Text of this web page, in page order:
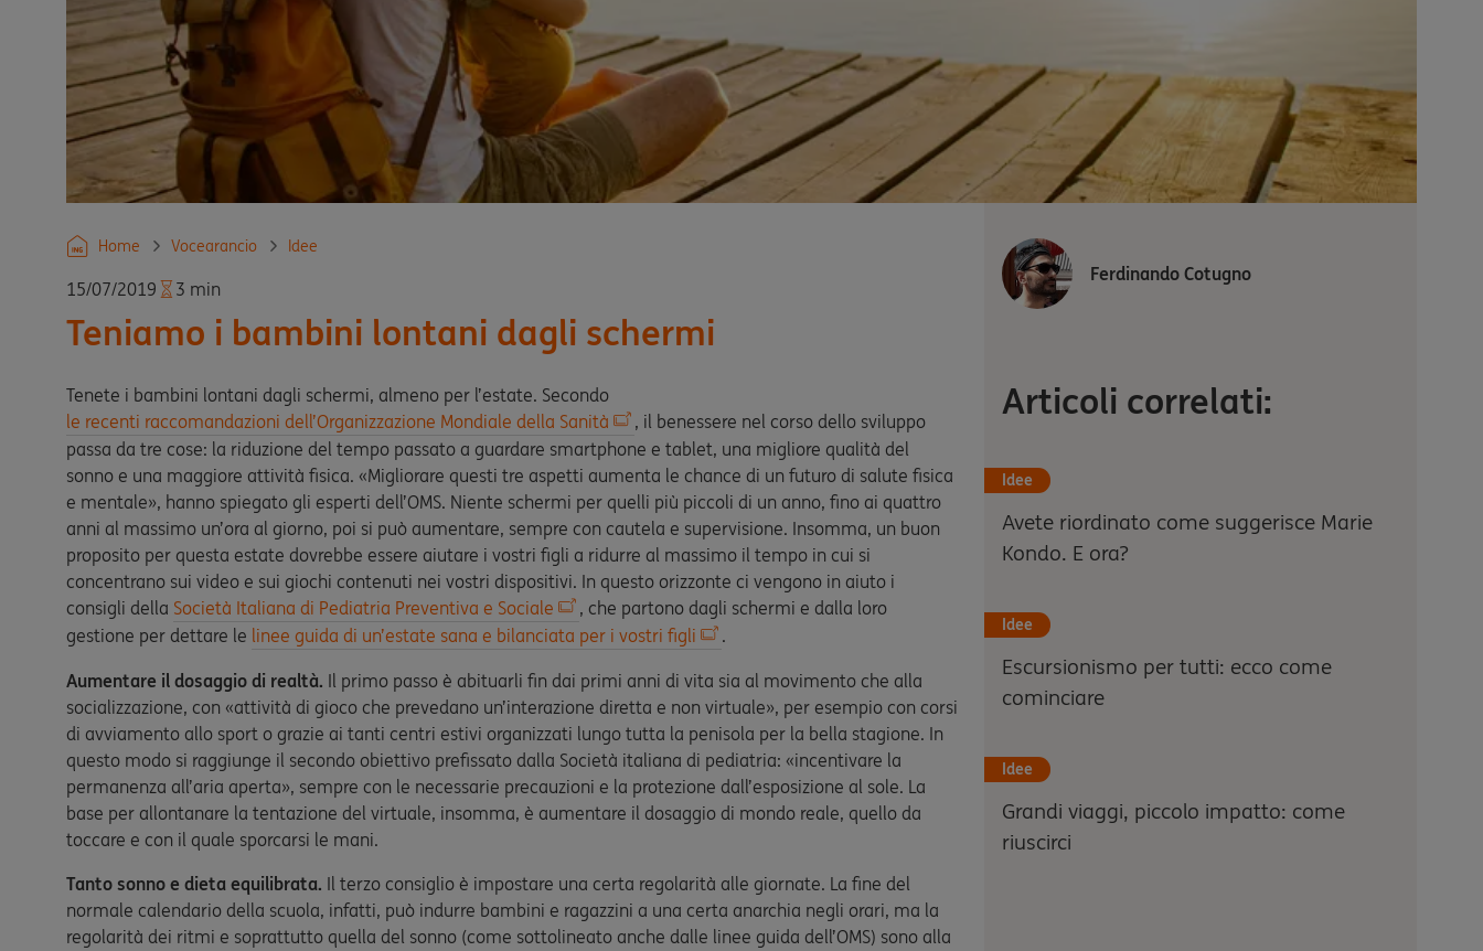
Home Vocearancio Idee
15/07/2019 3 min
Teniamo i bambini lontani dagli schermi
Tenete i bambini lontani dagli schermi, almeno per l’estate. Secondo
le recenti raccomandazioni dell’Organizzazione Mondiale della Sanità
, il benessere nel corso dello sviluppo
passa da tre cose: la riduzione del tempo passato a guardare smartphone e tablet, una migliore qualità del
sonno e una maggiore attività fisica. «Migliorare questi tre aspetti aumenta le chance di un futuro di salute fisica
e mentale», hanno spiegato gli esperti dell’OMS. Niente schermi per quelli più piccoli di un anno, fino ai quattro
anni al massimo un’ora al giorno, poi si può aumentare, sempre con cautela e supervisione. Insomma, un buon
proposito per questa estate dovrebbe essere aiutare i vostri figli a ridurre al massimo il tempo in cui si
concentrano sui video e sui giochi contenuti nei vostri dispositivi. In questo orizzonte ci vengono in aiuto i
consigli della Società Italiana di Pediatria Preventiva e Sociale
, che partono dagli schermi e dalla loro
gestione per dettare le linee guida di un’estate sana e bilanciata per i vostri figli .
Aumentare il dosaggio di realtà. Il primo passo è abituarli fin dai primi anni di vita sia al movimento che alla
socializzazione, con «attività di gioco che prevedano un’interazione diretta e non virtuale», per esempio con corsi
di avviamento allo sport o grazie ai tanti centri estivi organizzati lungo tutta la penisola per la bella stagione. In
questo modo si raggiunge il secondo obiettivo prefissato dalla Società italiana di pediatria: «incentivare la
permanenza all’aria aperta», sempre con le necessarie precauzioni e la protezione dall’esposizione al sole. La
base per allontanare la tentazione del virtuale, insomma, è aumentare il dosaggio di mondo reale, quello da
toccare e con il quale sporcarsi le mani.
Tanto sonno e dieta equilibrata. Il terzo consiglio è impostare una certa regolarità alle giornate. La fine del
normale calendario della scuola, infatti, può indurre bambini e ragazzini a una certa anarchia negli orari, ma la
regolarità dei ritmi e soprattutto quella del sonno (come sottolineato anche dalle linee guida dell’OMS) sono alla
Ferdinando Cotugno
Articoli correlati:
Idee
Avete riordinato come suggerisce Marie
Kondo. E ora?
Idee
Escursionismo per tutti: ecco come
cominciare
Idee
Grandi viaggi, piccolo impatto: come
riuscirci